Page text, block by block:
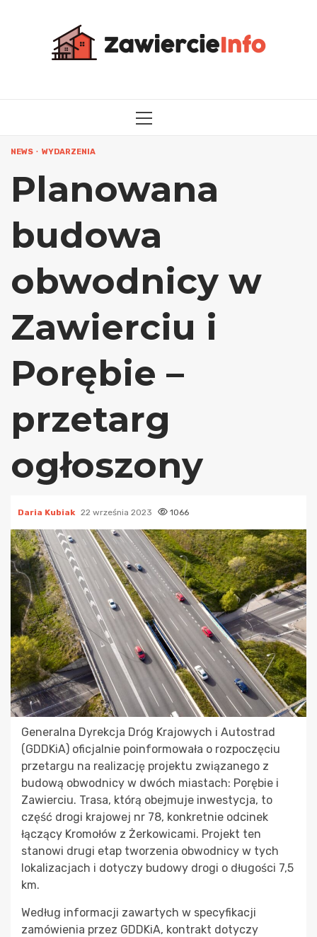
MENU
NEWS WYDARZENIA
Planowana
budowa
obwodnicy w
Zawierciu i
Porębie –
przetarg
ogłoszony
Daria Kubiak 22 września 2023 1066
Generalna Dyrekcja Dróg Krajowych i Autostrad
(GDDKiA) oficjalnie poinformowała o rozpoczęciu
przetargu na realizację projektu związanego z
budową obwodnicy w dwóch miastach: Porębie i
Zawierciu. Trasa, którą obejmuje inwestycja, to
część drogi krajowej nr 78, konkretnie odcinek
łączący Kromołów z Żerkowicami. Projekt ten
stanowi drugi etap tworzenia obwodnicy w tych
lokalizacjach i dotyczy budowy drogi o długości 7,5
km.
Według informacji zawartych w specyfikacji
zamówienia przez GDDKiA, kontrakt dotyczy